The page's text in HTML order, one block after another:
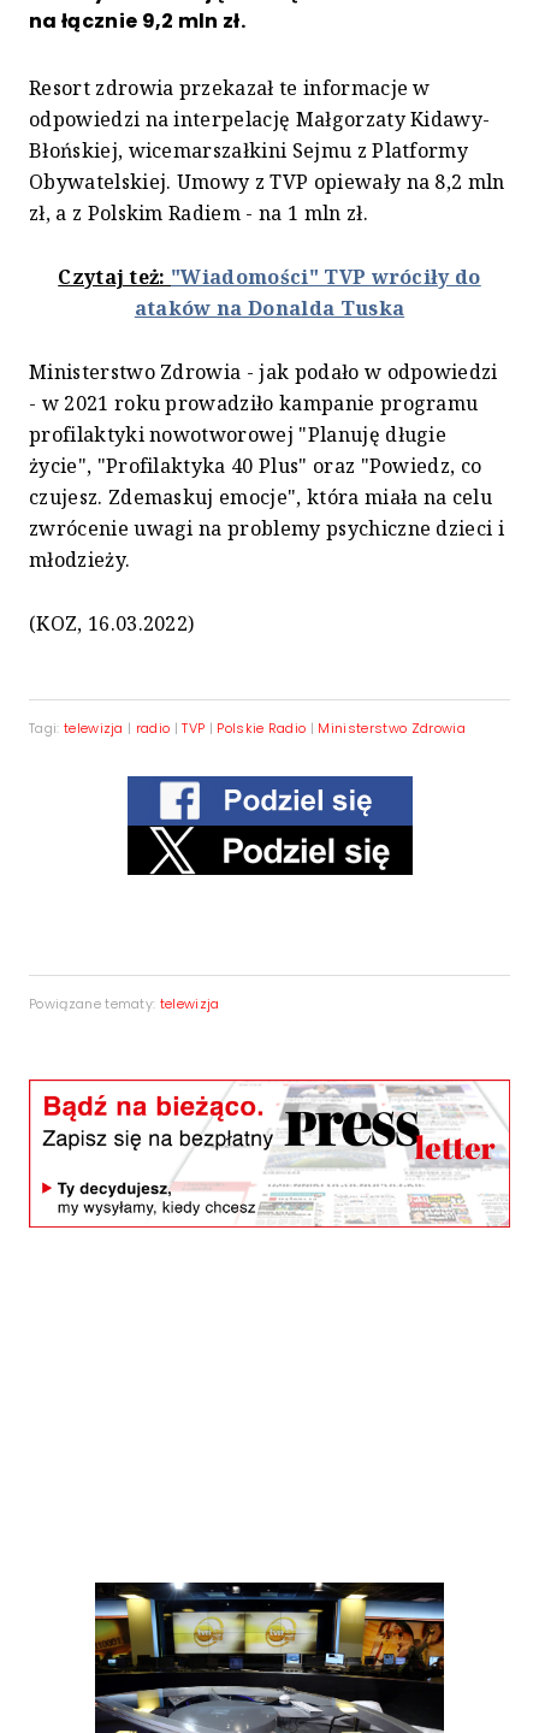
na łącznie 9,2 mln zł.
Resort zdrowia przekazał te informacje w
odpowiedzi na interpelację Małgorzaty Kidawy-
Błońskiej, wicemarszałkini Sejmu z Platformy
Obywatelskiej. Umowy z TVP opiewały na 8,2 mln
zł, a z Polskim Radiem - na 1 mln zł.
Czytaj też: "Wiadomości" TVP wróciły do
ataków na Donalda Tuska
Ministerstwo Zdrowia - jak podało w odpowiedzi
- w 2021 roku prowadziło kampanie programu
profilaktyki nowotworowej "Planuję długie
życie", "Profilaktyka 40 Plus" oraz "Powiedz, co
czujesz. Zdemaskuj emocje", która miała na celu
zwrócenie uwagi na problemy psychiczne dzieci i
młodzieży.
(KOZ, 16.03.2022)
Tagi: telewizja | radio |TVP | Polskie Radio | Ministerstwo Zdrowia
Powiązane tematy: telewizja